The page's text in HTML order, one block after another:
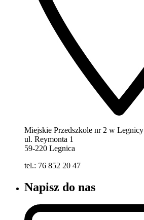
Miejskie Przedszkole nr 2 w Legnicy
ul. Reymonta 1
59-220 Legnica
tel.: 76 852 20 47
Napisz do nas